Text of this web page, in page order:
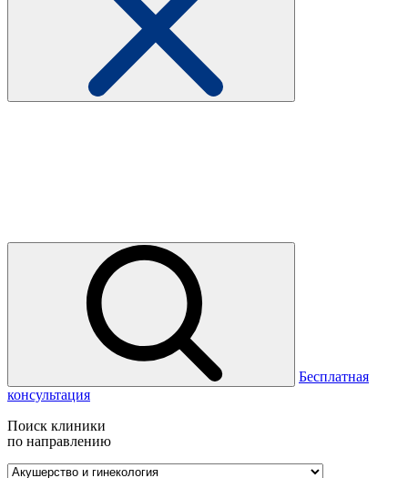
Бесплатная
консультация
Поиск клиники
по направлению